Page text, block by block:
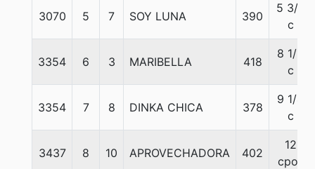
3070 5 7 SOY LUNA 390
5 3/4
c
3354 6 3 MARIBELLA 418
8 1/2
c
3354 7 8 DINKA CHICA 378
9 1/4
c
3437 8 10 APROVECHADORA 402
12
cpos